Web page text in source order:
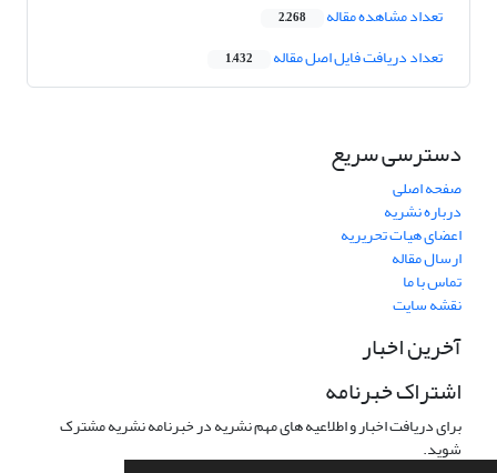
تعداد مشاهده مقاله 2,268
تعداد دریافت فایل اصل مقاله 1,432
دسترسی سریع
صفحه اصلی
درباره نشریه
اعضای هیات تحریریه
ارسال مقاله
تماس با ما
نقشه سایت
آخرین اخبار
اشتراک خبرنامه
برای دریافت اخبار و اطلاعیه های مهم نشریه در خبرنامه نشریه مشترک
شوید.